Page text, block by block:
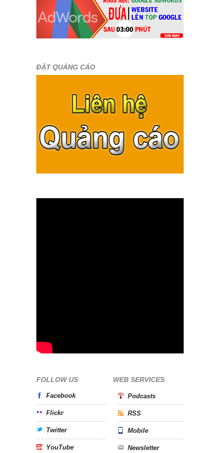
ĐẶT QUẢNG CÁO
FOLLOW US
Facebook
Flickr
Twitter
YouTube
WEB SERVICES
Podcasts
RSS
Mobile
Newsletter